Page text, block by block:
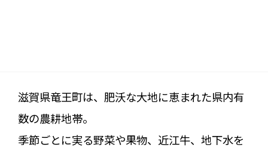
滋賀県竜王町は、肥沃な大地に恵まれた県内有
数の農耕地帯。
季節ごとに実る野菜や果物、近江牛、地下水を